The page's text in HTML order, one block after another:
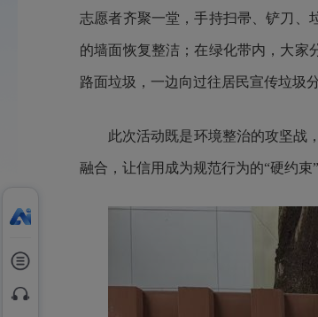
志愿者齐聚一堂，手持扫帚、铲刀、
的墙面恢复整洁；在绿化带内，大家
路面垃圾，一边向过往居民宣传垃圾
此次活动既是环境整治的攻坚战，
融合，让信用成为规范行为的“硬约